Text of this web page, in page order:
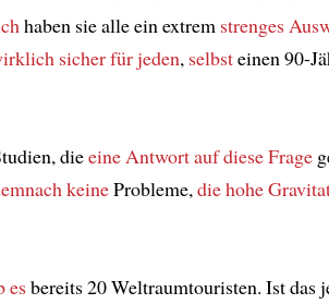
haben sie alle ein extrem strenges
sicher für jeden, selbsteinen 90-
dieeine Antwortauf diese Frage
keineProbleme, die hohe
esbereits 20 Weltraumtouristen. Ist das